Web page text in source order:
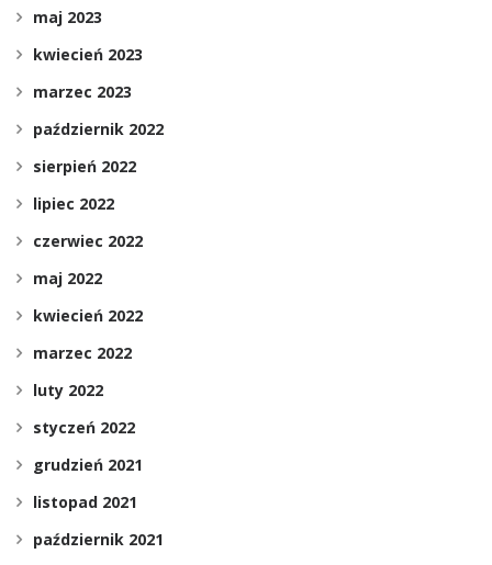
maj 2023
kwiecień 2023
marzec 2023
październik 2022
sierpień 2022
lipiec 2022
czerwiec 2022
maj 2022
kwiecień 2022
marzec 2022
luty 2022
styczeń 2022
grudzień 2021
listopad 2021
październik 2021